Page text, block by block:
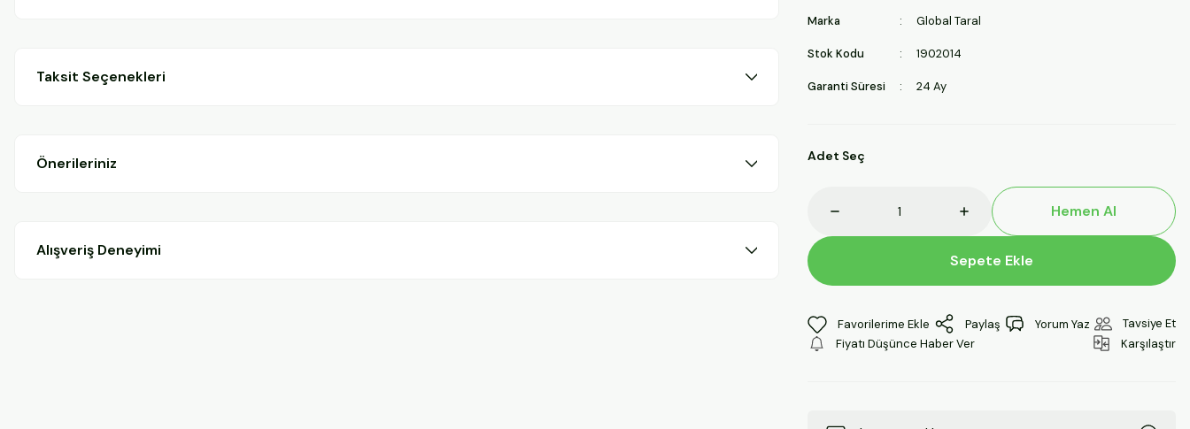
Taksit Seçenekleri
Önerileriniz
Alışveriş Deneyimi
Marka Global Taral
Stok Kodu 1902014
Garanti Süresi 24 Ay
Adet Seç
Hemen Al
Sepete Ekle
Paylaş Yorum Yaz
Tavsiye Et
Fiyatı Düşünce Haber Ver
Karşılaştır